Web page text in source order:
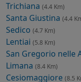
Trichiana (4.4 Km)
Santa Giustina (4.4
Sedico (4.7 Km)
Lentiai (5.8 Km)
San Gregorio nelle
Limana (8.4 Km)
Cesiomaggiore (8.5